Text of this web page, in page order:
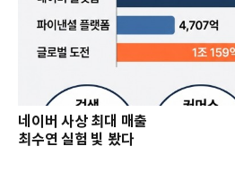
네이버 사상 최대 매출
최수연 실험 빛 봤다